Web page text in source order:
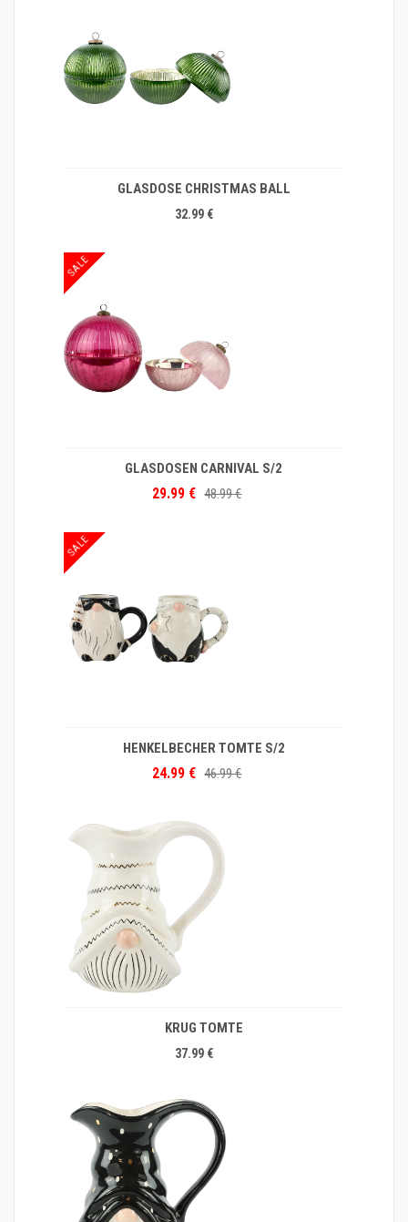
GLASDOSE CHRISTMAS BALL
32.99 €
SALE
GLASDOSEN CARNIVAL S/2
29.99 € 48.99 €
SALE
HENKELBECHER TOMTE S/2
24.99 € 46.99 €
KRUG TOMTE
37.99 €